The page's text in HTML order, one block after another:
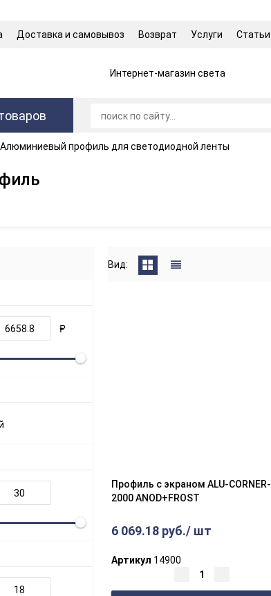
Доставка и самовывоз Возврат Услуги Статьи
Интернет-магазин света
Алюминиевый профиль для светодиодной ленты
Вид:
Профиль с экраном ALU-CORNER-
2000 ANOD+FROST
6 069.18 руб./ шт
Артикул 14900